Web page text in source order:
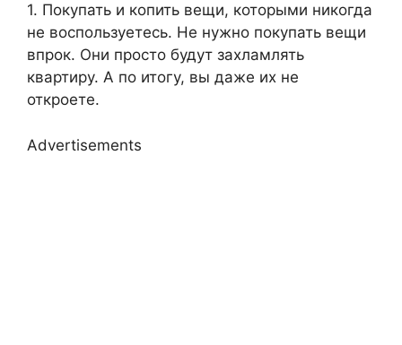
1. Покупать и копить вещи, которыми никогда
не воспользуетесь. Не нужно покупать вещи
впрок. Они просто будут захламлять
квартиру. А по итогу, вы даже их не
откроете.
Advertisements